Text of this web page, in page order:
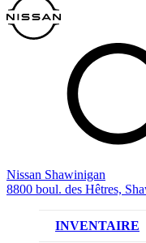
Nissan Shawinigan
8800 boul. des Hêtres,
INVENTAIRE